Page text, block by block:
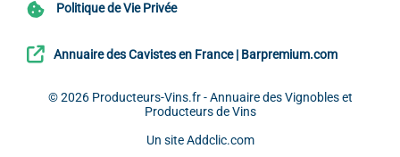
Politique de Vie Privée
Annuaire des Cavistes en France | Barpremium.com
© 2026 Producteurs-Vins.fr - Annuaire des Vignobles et
Producteurs de Vins
Un site Addclic.com